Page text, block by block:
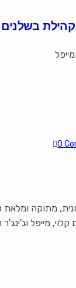
קהילת בשלנים
0
מתוקה ומלאת
מייפל